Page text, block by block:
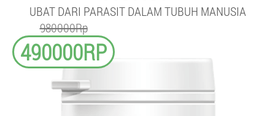
UBAT DARI PARASIT DALAM TUBUH MANUSIA
980000Rp
490000RP